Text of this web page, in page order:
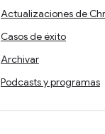
Actualizaciones de
Casos de éxito
Archivar
Podcasts y programas